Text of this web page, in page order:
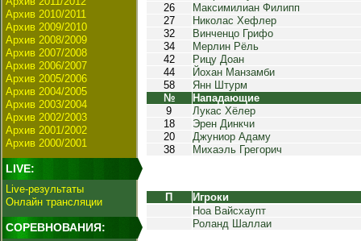
Архив 2010/2011
Архив 2009/2010
Архив 2008/2009
Архив 2007/2008
Архив 2006/2007
Архив 2005/2006
Архив 2004/2005
Архив 2003/2004
Архив 2002/2003
Архив 2001/2002
Архив 2000/2001
LIVE:
Live-результаты
Онлайн трансляции
СОРЕВНОВАНИЯ:
26
Максимилиан Филипп
27
Николас Хефлер
32
Винченцо Грифо
34
Мерлин Рёль
42
Рицу Доан
44
Йохан Манзамби
58
Янн Штурм
№
Нападающие
9
Лукас Хёлер
18
Эрен Динкчи
20
Джуниор Адаму
38
Михаэль Грегорич
П
Игроки
Ноа Вайсхаупт
Роланд Шаллаи